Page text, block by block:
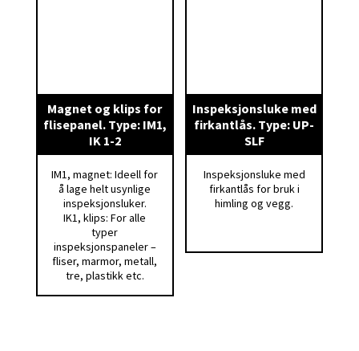
Magnet og klips for
flisepanel. Type: IM1,
IK 1-2
IM1, magnet: Ideell for
å lage helt usynlige
inspeksjonsluker.
IK1, klips: For alle
typer
inspeksjonspaneler –
fliser, marmor, metall,
tre, plastikk etc.
Inspeksjonsluke med
firkantlås. Type: UP-
SLF
Inspeksjonsluke med
firkantlås for bruk i
himling og vegg.